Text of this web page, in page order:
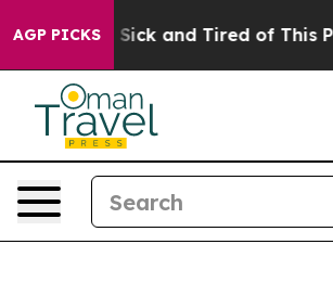
AGP PICKS
Are Sick and Tired of This Politics